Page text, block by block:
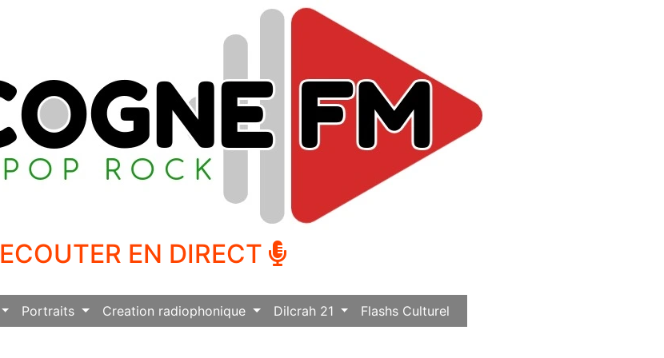
ECOUTER EN DIRECT
Portraits Creation radiophonique Dilcrah 21 Flashs Culturel